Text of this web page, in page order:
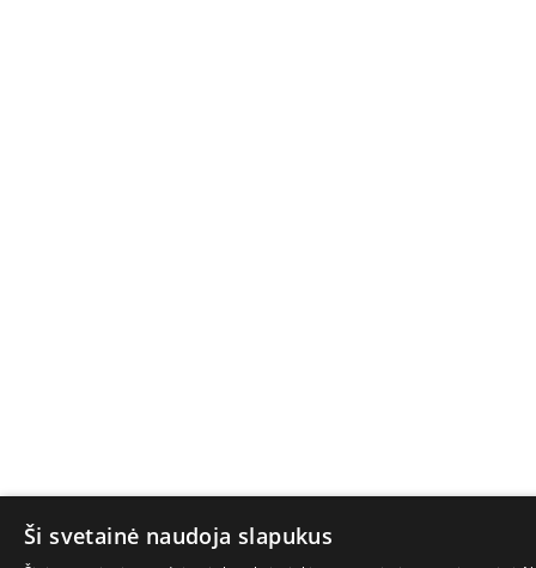
Ši svetainė naudoja slapukus